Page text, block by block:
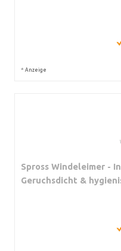
* Anzeige
Spross Windeleimer -
Geruchsdicht &